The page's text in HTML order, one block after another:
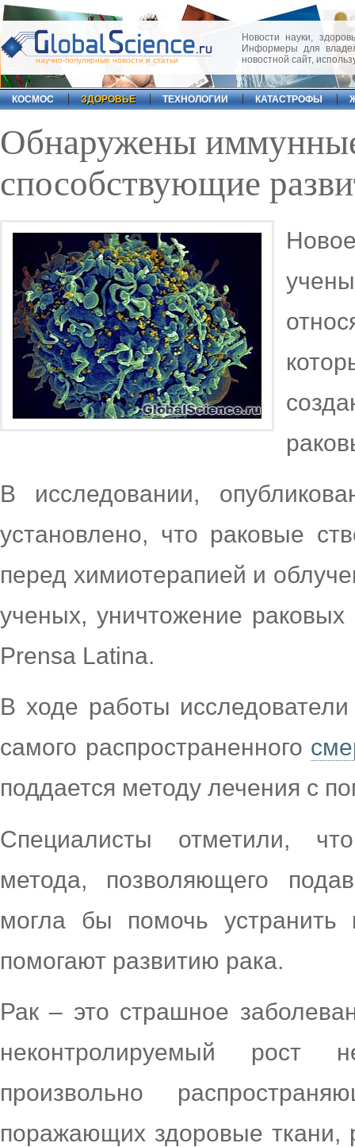
научно-популярные новости и статьи
Новости науки,
Информеры для
новостной сайт,
КОСМОС ЗДОРОВЬЕ ТЕХНОЛОГИИ КАТАСТРОФЫ
Обнаружены
способствующие
В исследовании,
установлено, что раковые
перед химиотерапией и
ученых, уничтожение
Prensa Latina.
В ходе работы
самого распространенного
поддается методу лечения с
Специалисты отметили, что
метода, позволяющего
могла бы помочь устранить
помогают развитию рака.
Рак – это страшное
неконтролируемый рост
произвольно
поражающих здоровые ткани,